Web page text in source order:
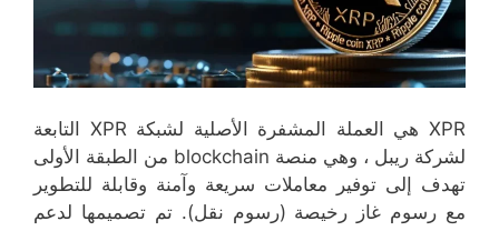
XPR هي العملة المشفرة الأصلية لشبكة XPR التابعة
لشركة ريبل ، وهي منصة blockchain من الطبقة الأولى
تهدف إلى توفير معاملات سريعة وآمنة وقابلة للتطوير
مع رسوم غاز رخيصة (رسوم نقل). تم تصميمها لدعم